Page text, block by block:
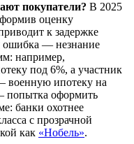
покупатели? В 2025
оценку
к задержке
ошибка — незнание
например,
под 6%, а участник
военную ипотеку на
попытка оформить
банки охотнее
с прозрачной
как «Нобель».